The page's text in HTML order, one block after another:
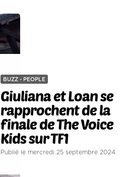
BUZZ - PEOPLE
Giuliana et Loan se
rapprochent de la
finale de The Voice
Kids sur TF1
Publié le mercredi 25 septembre 2024